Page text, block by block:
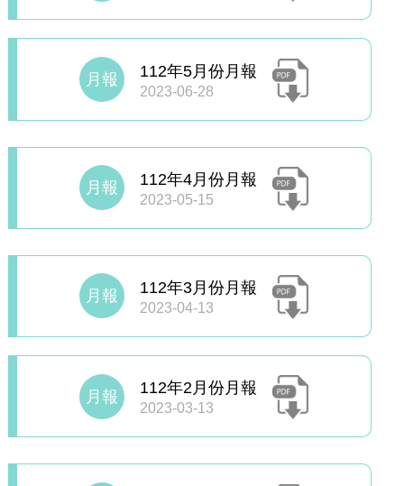
月報 112年5月份月報
2023-06-28
月報 112年4月份月報
2023-05-15
月報 112年3月份月報
2023-04-13
月報 112年2月份月報
2023-03-13